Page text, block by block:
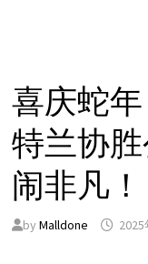
喜庆蛇
特兰协
闹非凡！
by Malldone